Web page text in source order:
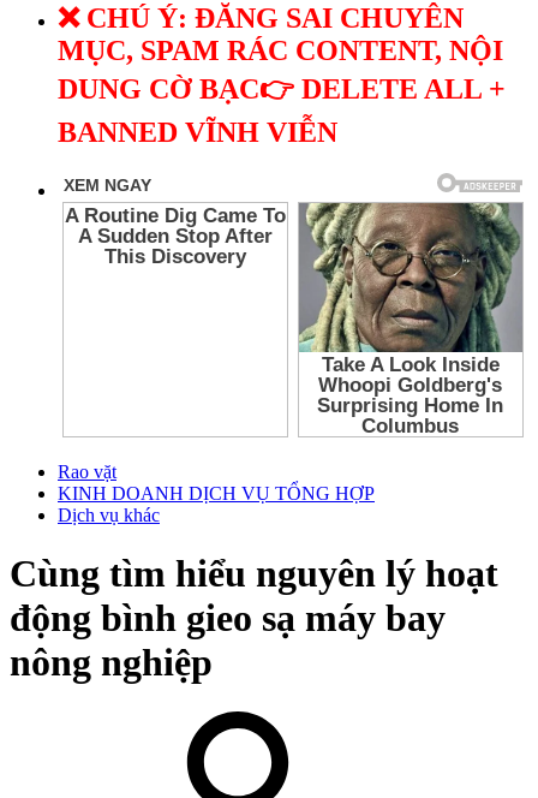
❌ CHÚ Ý: ĐĂNG SAI CHUYÊN
MỤC, SPAM RÁC CONTENT, NỘI
DUNG CỜ BẠC👉 DELETE ALL +
BANNED VĨNH VIỄN
Rao vặt
KINH DOANH DỊCH VỤ TỔNG HỢP
Dịch vụ khác
Cùng tìm hiểu nguyên lý hoạt
động bình gieo sạ máy bay
nông nghiệp